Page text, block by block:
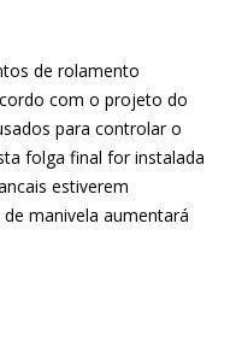
de rolamento
com o projeto do
para controlar o
folga final for instalada
estiverem
manivela aumentará